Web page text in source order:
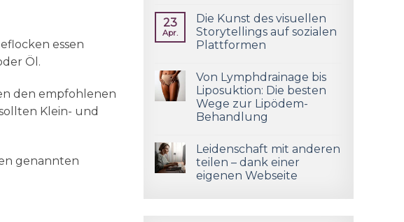
essen
Öl.
den empfohlenen
Klein- und
genannten
23
Apr.
Die Kunst des visuellen
Storytellings auf sozialen
Plattformen
Von Lymphdrainage bis
Liposuktion: Die besten
Wege zur Lipödem-
Behandlung
Leidenschaft mit anderen
teilen – dank einer
eigenen Webseite